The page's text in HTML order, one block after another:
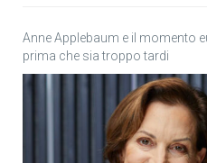
Anne Applebaum e il momento
prima che sia troppo tardi